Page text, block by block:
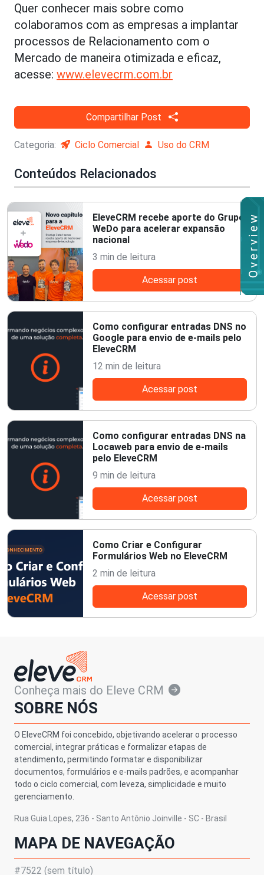
Quer conhecer mais sobre como
colaboramos com as empresas a implantar
processos de Relacionamento com o
Mercado de maneira otimizada e eficaz,
acesse: www.elevecrm.com.br
Compartilhar Post
Categoria: Ciclo Comercial Uso do CRM
Conteúdos Relacionados
EleveCRM recebe aporte do Grupo
WeDo para acelerar expansão
nacional
3 min de leitura
Acessar post
Como configurar entradas DNS no
Google para envio de e-mails pelo
EleveCRM
12 min de leitura
Acessar post
Como configurar entradas DNS na
Locaweb para envio de e-mails
pelo EleveCRM
9 min de leitura
Acessar post
Como Criar e Configurar
Formulários Web no EleveCRM
2 min de leitura
Acessar post
Conheça mais do Eleve CRM
SOBRE NÓS
O EleveCRM foi concebido, objetivando acelerar o processo
comercial, integrar práticas e formalizar etapas de
atendimento, permitindo formatar e disponibilizar
documentos, formulários e e-mails padrões, e acompanhar
todo o ciclo comercial, com leveza, simplicidade e muito
gerenciamento.
Rua Guia Lopes, 236 - Santo Antônio Joinville - SC - Brasil
MAPA DE NAVEGAÇÃO
#7522 (sem título)